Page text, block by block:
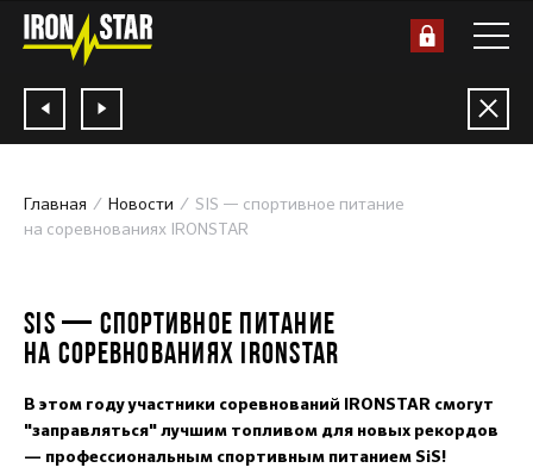
Главная Новости
SIS — спортивное питание
на соревнованиях IRONSTAR
SIS — СПОРТИВНОЕ ПИТАНИЕ
НА СОРЕВНОВАНИЯХ IRONSTAR
В этом году участники соревнований IRONSTAR смогут
"заправляться" лучшим топливом для новых рекордов
— профессиональным спортивным питанием SiS!